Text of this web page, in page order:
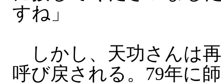
すね」
しかし、天功さんは
呼び戻される。79年に